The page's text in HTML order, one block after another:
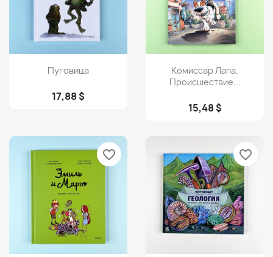
Просмотр
Пуговица
17,88 $
Просмотр
Комиссар Лапа.
Происшествие...
15,48 $
favorite_border favorite_border